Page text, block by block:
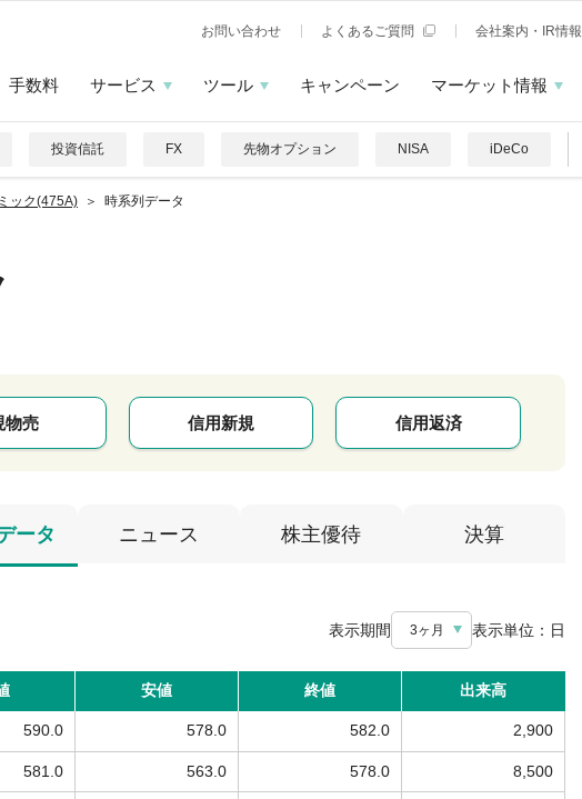
お問い合わせ よくあるご質問 会社案内・IR情報
手数料 サービス ツール キャンペーン マーケット情報
投資信託 FX 先物オプション NISA iDeCo
ック(475A) 時系列データ
物売 信用新規 信用返済
ータ ニュース 株主優待 決算
表示期間 3ヶ月 表示単位： 日
安値 終値 出来高
590.0 578.0 582.0 2,900
581.0 563.0 578.0 8,500